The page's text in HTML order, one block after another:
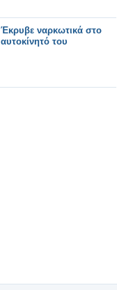
Έκρυβε ναρκωτικά στο
αυτοκίνητό του